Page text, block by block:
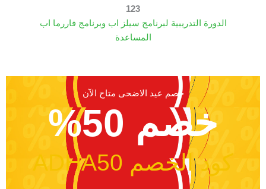
123
الدورة التدريبية لبرنامج سيلز اب وبرنامج فاررما اب
المساعدة
خصم عيد الاضحى متاح الآن
خصم 50%
كود الخصم ADHA50